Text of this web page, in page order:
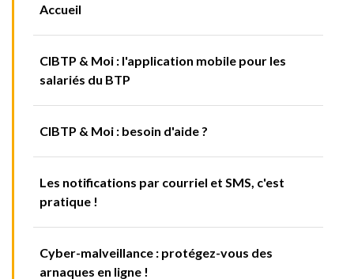
Accueil
CIBTP & Moi : l'application mobile pour les
salariés du BTP
CIBTP & Moi : besoin d'aide ?
Les notifications par courriel et SMS, c'est
pratique !
Cyber-malveillance : protégez-vous des
arnaques en ligne !